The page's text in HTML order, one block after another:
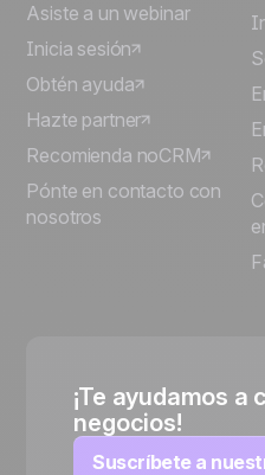
Asiste a un webinar
Inicia sesión
Obtén ayuda
Hazte partner
Recomienda noCRM
Pónte en contacto con
nosotros
¡Te ayudamos a
negocios!
Suscríbete a